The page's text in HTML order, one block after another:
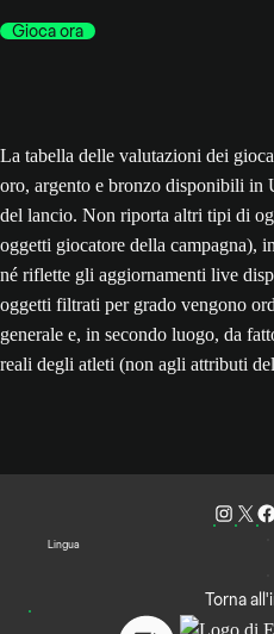
Gioca ora
La tabella delle valutazioni dei
oro, argento e bronzo disponibili
del lancio. Non riporta altri tipi di
oggetti giocatore della campagna),
né riflette gli aggiornamenti live
oggetti filtrati per grado vengono
generale e, in secondo luogo, da
reali degli atleti (non agli attributi
Lingua
Torna